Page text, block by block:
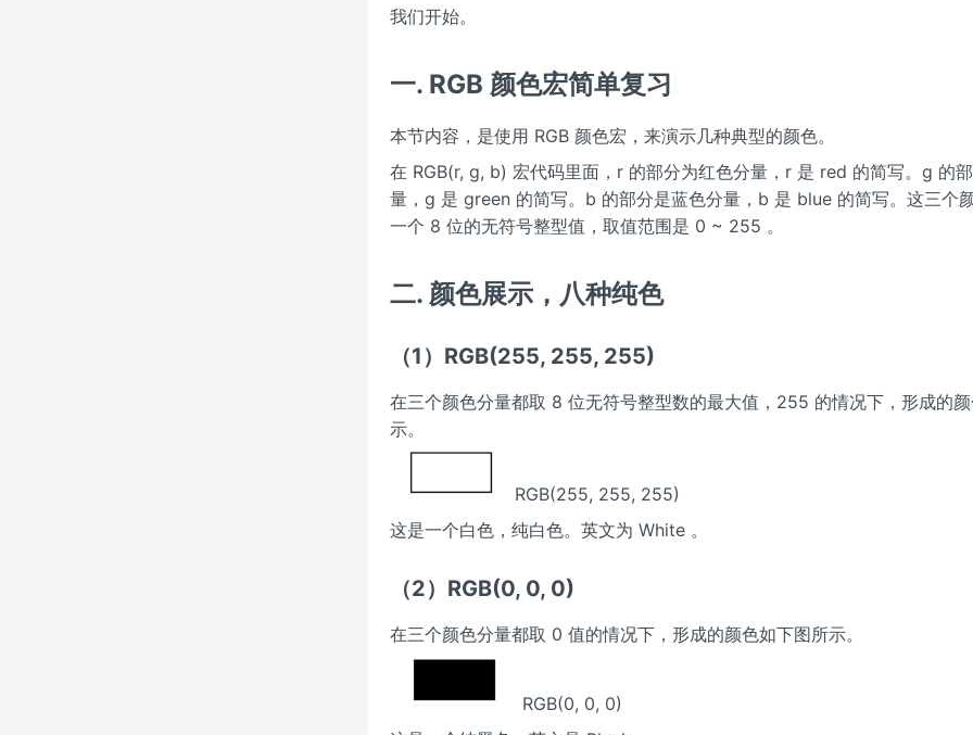
我们开始。
一. RGB 颜色宏简单复习
本节内容，是使用 RGB 颜色宏，来演示几种典型的颜色。
在 RGB(r, g, b) 宏代码里面，r 的部分为红色分量，r 是 red 的简写。g 的
量，g 是 green 的简写。b 的部分是蓝色分量，b 是 blue 的简写。这三个
一个 8 位的无符号整型值，取值范围是 0 ~ 255 。
二. 颜色展示，八种纯色
（1）RGB(255, 255, 255)
在三个颜色分量都取 8 位无符号整型数的最大值，255 的情况下，形成的
示。
RGB(255, 255, 255)
这是一个白色，纯白色。英文为 White 。
（2）RGB(0, 0, 0)
在三个颜色分量都取 0 值的情况下，形成的颜色如下图所示。
RGB(0, 0, 0)